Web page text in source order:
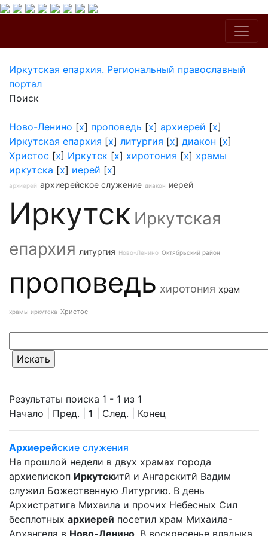
Иркутская епархия. Региональный православный
портал
Поиск
Ново-Ленино [x] проповедь [x] архиерей [x]
Иркутская епархия [x] литургия [x] диакон [x]
Христос [x] Иркутск [x] хиротония [x] храмы
иркутска [x] иерей [x]
архиерей архиерейское служение диакон иерей
Иркутск Иркутская
епархия литургия Ново-Ленино Октябрьский район
проповедь хиротония храм
храмы иркутска Христос
Результаты поиска 1 - 1 из 1
Начало | Пред. | 1 | След. | Конец
Архиерейские служения
На прошлой недели в двух храмах города
архиепископ Иркутскитй и Ангарскитй Вадим
служил Божественную Литургию. В день
Архистратига Михаила и прочих Небесных Сил
бесплотных архиерей посетил храм Михаила-
Архангела в Ново-Ленино . В воскресенье владыка